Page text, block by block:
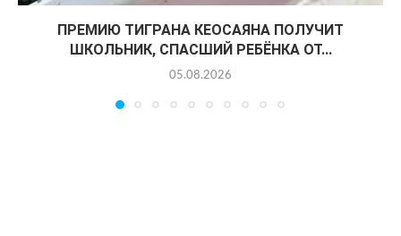
ПРЕМИЮ ТИГРАНА КЕОСАЯНА ПОЛУЧИТ
ШКОЛЬНИК, СПАСШИЙ РЕБЁНКА ОТ...
05.08.2026